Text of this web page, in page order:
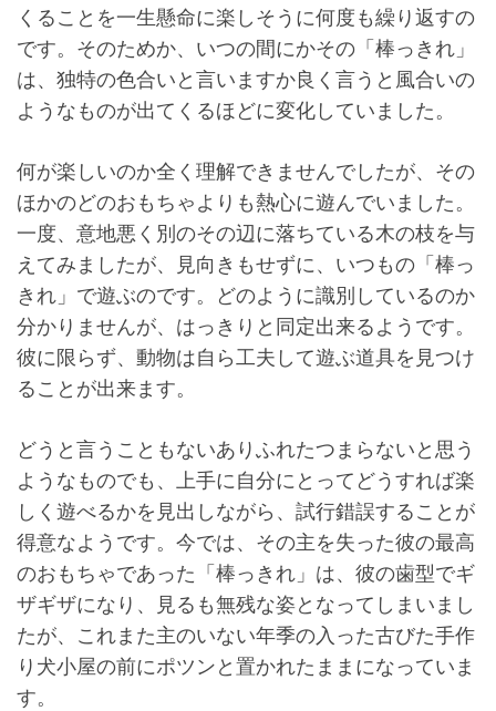
くることを一生懸命に楽しそうに何度も繰り返すの
です。そのためか、いつの間にかその「棒っきれ」
は、独特の色合いと言いますか良く言うと風合いの
ようなものが出てくるほどに変化していました。
何が楽しいのか全く理解できませんでしたが、その
ほかのどのおもちゃよりも熱心に遊んでいました。
一度、意地悪く別のその辺に落ちている木の枝を与
えてみましたが、見向きもせずに、いつもの「棒っ
きれ」で遊ぶのです。どのように識別しているのか
分かりませんが、はっきりと同定出来るようです。
彼に限らず、動物は自ら工夫して遊ぶ道具を見つけ
ることが出来ます。
どうと言うこともないありふれたつまらないと思う
ようなものでも、上手に自分にとってどうすれば楽
しく遊べるかを見出しながら、試行錯誤することが
得意なようです。今では、その主を失った彼の最高
のおもちゃであった「棒っきれ」は、彼の歯型でギ
ザギザになり、見るも無残な姿となってしまいまし
たが、これまた主のいない年季の入った古びた手作
り犬小屋の前にポツンと置かれたままになっていま
す。